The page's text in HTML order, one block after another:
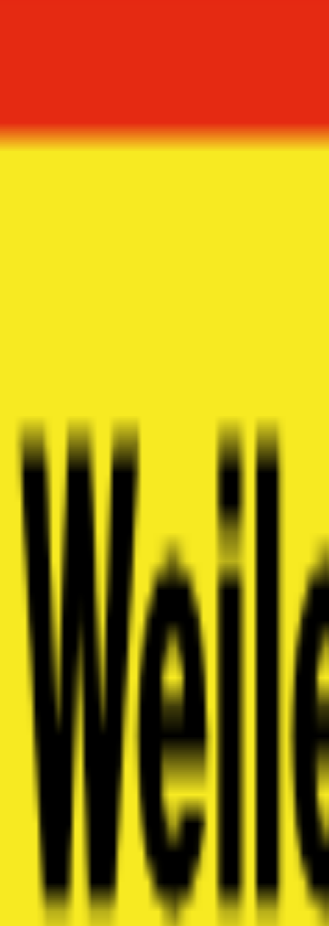
Professionnel ? Rejoignez-nous
Entreprise De Construction Zurich
Entreprise De Construction
Effretikon
Fürst Daniel Maurer & Kundenarbeiten GmbH
Inhaber S. Ehrensperger
Fürst Daniel Maurer & Kundenarbeiten GmbH est une entreprise de
Hauptstrasse 56, 8307 Effretikon
Jano Bau Asani est une entreprise de construction située à
Töpferweg 3, 8307 Effretikon
Voir détails
Vali Bau GmbH